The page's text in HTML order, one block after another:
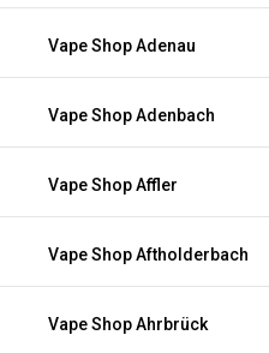
Vape Shop Adenau
Vape Shop Adenbach
Vape Shop Affler
Vape Shop Aftholderbach
Vape Shop Ahrbrück